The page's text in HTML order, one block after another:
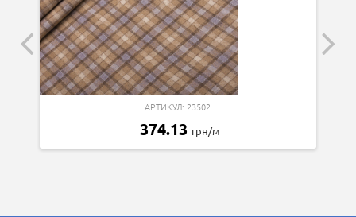
АРТИКУЛ: 23502
374.13 грн/м